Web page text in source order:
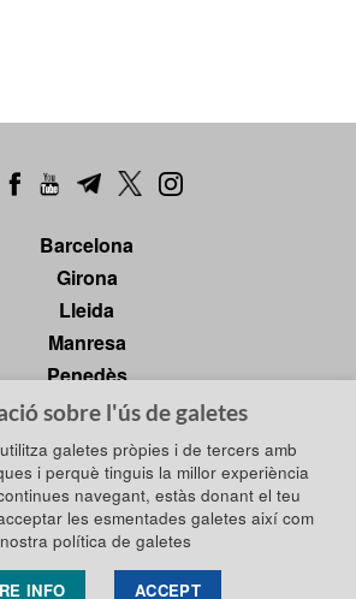
Barcelona
Girona
Lleida
Manresa
Penedès
Tarragona
Tortosa
Política de privadesa
Política de galetes
Avís legal
sobre l'ús de galetes
galetes pròpies i de tercers amb
i perquè tinguis la millor experiència
navegant, estàs donant el teu
les esmentades galetes així com
política de galetes
INFO ACCEPT